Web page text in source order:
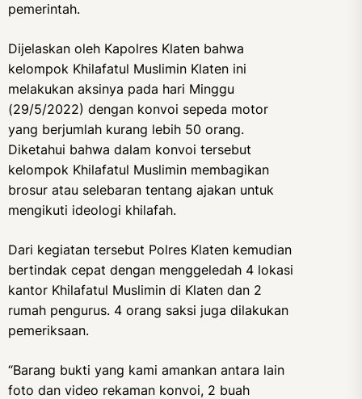
pemerintah.
Dijelaskan oleh Kapolres Klaten bahwa
kelompok Khilafatul Muslimin Klaten ini
melakukan aksinya pada hari Minggu
(29/5/2022) dengan konvoi sepeda motor
yang berjumlah kurang lebih 50 orang.
Diketahui bahwa dalam konvoi tersebut
kelompok Khilafatul Muslimin membagikan
brosur atau selebaran tentang ajakan untuk
mengikuti ideologi khilafah.
Dari kegiatan tersebut Polres Klaten kemudian
bertindak cepat dengan menggeledah 4 lokasi
kantor Khilafatul Muslimin di Klaten dan 2
rumah pengurus. 4 orang saksi juga dilakukan
pemeriksaan.
“Barang bukti yang kami amankan antara lain
foto dan video rekaman konvoi, 2 buah